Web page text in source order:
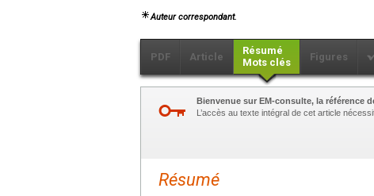
Auteur correspondant.
PDF Article
Résumé
Mots clés
Figures
Bienvenue sur EM-consulte, la référence
L’accès au texte intégral de cet article
Résumé